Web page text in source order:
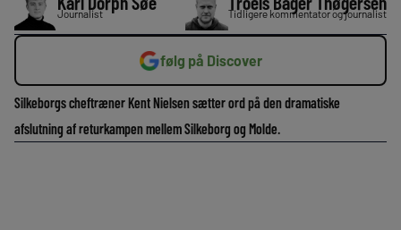
Journalist Tidligere kommentator og journalist
følg på Discover
Silkeborgs cheftræner Kent Nielsen sætter ord på den dramatiske
afslutning af returkampen mellem Silkeborg og Molde.